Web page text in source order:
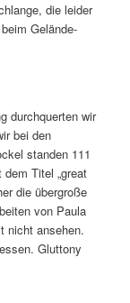
die leider
Gelände-
durchquerten wir
bei den
standen 111
Titel „great
die übergroße
von Paula
nicht ansehen.
Gluttony